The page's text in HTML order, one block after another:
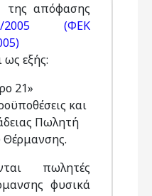
της απόφασης
2005 (ΦΕΚ
ως εξής:
21»
και
Πωλητή
Θέρμανσης.
πωλητές
φυσικά